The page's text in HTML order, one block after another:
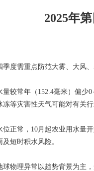
2025年
季度需重点防范大雾、大风
量较常年（152.4毫米）偏
等灾害性天气可能对有关
位正常，10月起农业用水量
短时积水风险。
球物理异常以趋势背景为主